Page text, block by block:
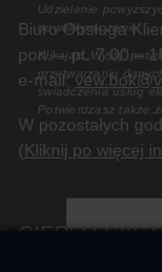
Udzielenie
dowolnym czasie.
Klikając „Wyślij”
przetwarzaniu
świadczenia usług
Potwierdzasz
Biuro Obsługa
pon. – pt. 7:00 –
e-mail:
W pozostałych
(Kliknij po więcej
CIEPŁO